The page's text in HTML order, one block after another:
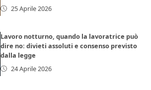
25 Aprile 2026
Lavoro notturno, quando la lavoratrice può
dire no: divieti assoluti e consenso previsto
dalla legge
24 Aprile 2026